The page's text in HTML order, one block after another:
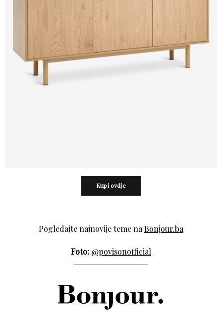
Kupi ovdje
Pogledajte najnovije teme naBonjour.ba
Foto: @povisonofficial